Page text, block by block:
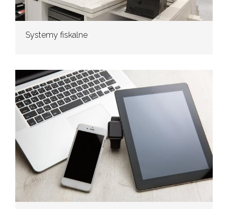
Systemy fiskalne